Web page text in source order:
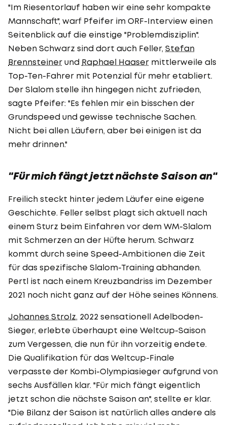
"Im Riesentorlauf haben wir eine sehr kompakte
Mannschaft", warf Pfeifer im ORF-Interview einen
Seitenblick auf die einstige "Problemdisziplin".
Neben Schwarz sind dort auch Feller, Stefan
Brennsteiner und Raphael Haaser mittlerweile als
Top-Ten-Fahrer mit Potenzial für mehr etabliert.
Der Slalom stelle ihn hingegen nicht zufrieden,
sagte Pfeifer: "Es fehlen mir ein bisschen der
Grundspeed und gewisse technische Sachen.
Nicht bei allen Läufern, aber bei einigen ist da
mehr drinnen."
"Für mich fängt jetzt nächste Saison an"
Freilich steckt hinter jedem Läufer eine eigene
Geschichte. Feller selbst plagt sich aktuell nach
einem Sturz beim Einfahren vor dem WM-Slalom
mit Schmerzen an der Hüfte herum. Schwarz
kommt durch seine Speed-Ambitionen die Zeit
für das spezifische Slalom-Training abhanden.
Pertl ist nach einem Kreuzbandriss im Dezember
2021 noch nicht ganz auf der Höhe seines Könnens.
Johannes Strolz, 2022 sensationell Adelboden-
Sieger, erlebte überhaupt eine Weltcup-Saison
zum Vergessen, die nun für ihn vorzeitig endete.
Die Qualifikation für das Weltcup-Finale
verpasste der Kombi-Olympiasieger aufgrund von
sechs Ausfällen klar. "Für mich fängt eigentlich
jetzt schon die nächste Saison an", stellte er klar.
"Die Bilanz der Saison ist natürlich alles andere als